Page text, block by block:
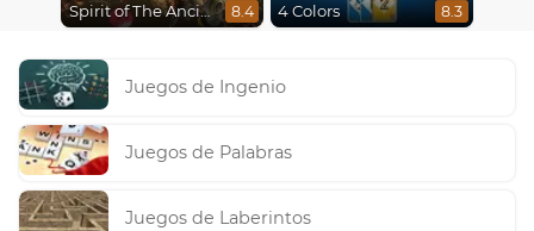
Spirit of The Ancient Forest 8.4 4 Colors 8.3
Juegos de Ingenio
Juegos de Palabras
Juegos de Laberintos